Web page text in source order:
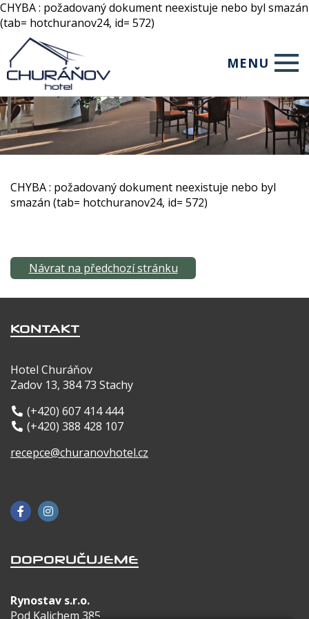
CHYBA : požadovaný dokument neexistuje nebo byl smazán
(tab= hotchuranov24, id= 572)
MENU
Úvod
Ubytování
Služby
Rezervace
Kontakt
CHYBA : požadovaný dokument neexistuje nebo byl
smazán (tab= hotchuranov24, id= 572)
Návrat na předchozí stránku
KONTAKT
Hotel Churáňov
Zadov 13, 384 73 Stachy
(+420) 607 414 444
(+420) 388 428 107
recepce@churanovhotel.cz
DOPORUČUJEME
Rynostav s.r.o.
Pod Kalichem 385,